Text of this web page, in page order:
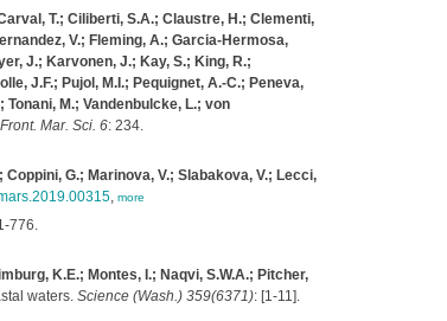
T.; Ciliberti, S.A.; Claustre, H.; Clementi,
V.; Fleming, A.; Garcia-Hermosa,
J.; Karvonen, J.; Kay, S.; King, R.;
J.F.; Pujol, M.I.; Pequignet, A.-C.; Peneva,
Tonani, M.; Vandenbulcke, L.; von
Front. Mar. Sci. 6: 234.
G.; Marinova, V.; Slabakova, V.; Lecci,
, more
776.
K.E.; Montes, I.; Naqvi, S.W.A.; Pitcher,
waters. Science (Wash.) 359(6371): [1-11].